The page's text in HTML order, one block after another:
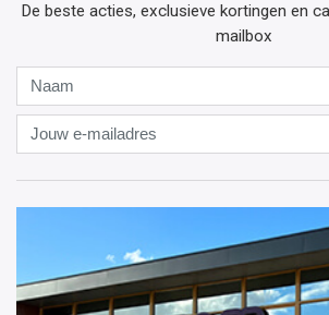
De beste acties, exclusieve kortingen en
mailbox
Jouw
e-
mailadres